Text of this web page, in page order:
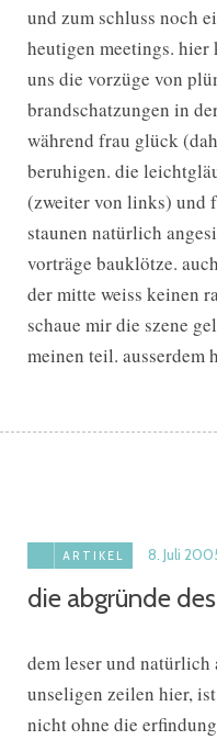
und zum schluss noch
heutigen meetings. hier
uns die vorzüge von
brandschatzungen in
während frau glück
beruhigen. die
(zweiter von links) und
staunen natürlich
vorträge bauklötze.
der mitte weiss keinen
schaue mir die szene
meinen teil. ausserdem
ARTIKEL 8. Juli
die abgründe
dem leser und
unseligen zeilen hier,
nicht ohne die